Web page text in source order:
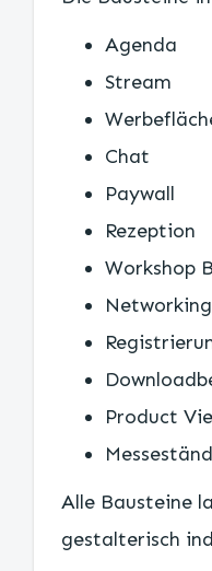
Agenda
Stream
Chat
Paywall
Rezeption
Workshop
Networking
Product
Alle Bausteine
gestalterisch